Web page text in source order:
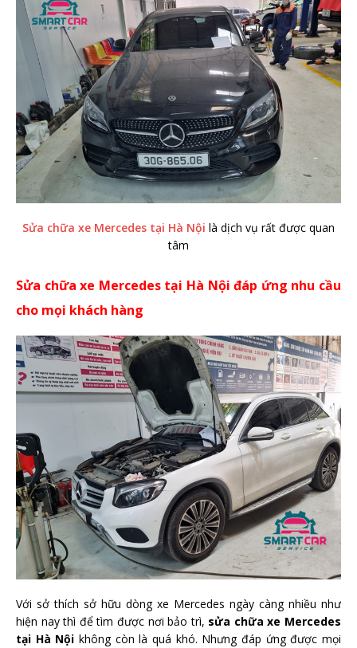
Sửa chữa xe Mercedes tại Hà Nội là dịch vụ rất được quan
tâm
Sửa chữa xe Mercedes tại Hà Nội đáp ứng nhu cầu
cho mọi khách hàng
Với sở thích sở hữu dòng xe Mercedes ngày càng nhiều như
hiện nay thì để tìm được nơi bảo trì, sửa chữa xe Mercedes
tại Hà Nội không còn là quá khó. Nhưng đáp ứng được mọi